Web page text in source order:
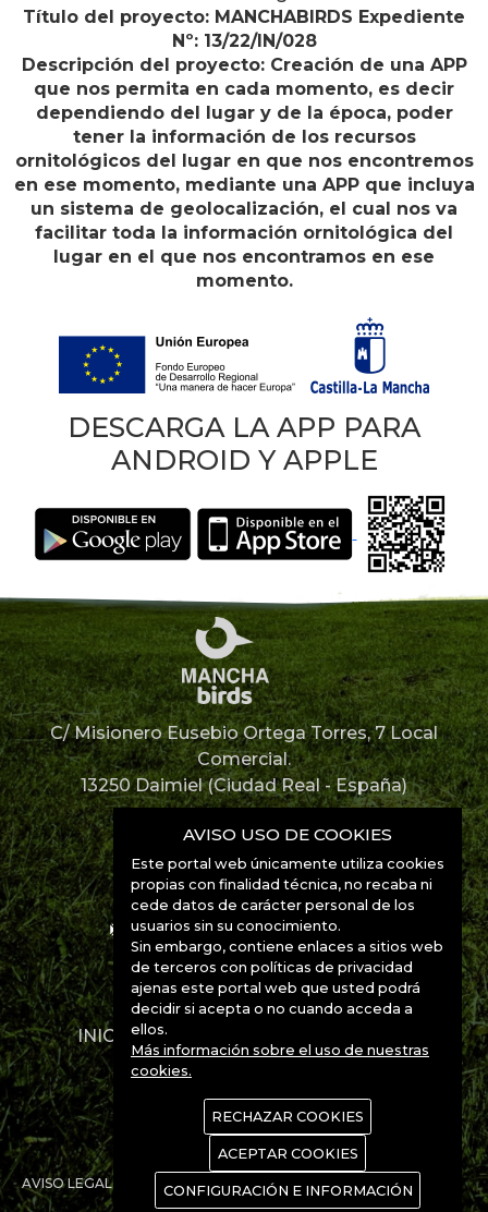
Título del proyecto: MANCHABIRDS Expediente
Nº: 13/22/IN/028
Descripción del proyecto: Creación de una APP
que nos permita en cada momento, es decir
dependiendo del lugar y de la época, poder
tener la información de los recursos
ornitológicos del lugar en que nos encontremos
en ese momento, mediante una APP que incluya
un sistema de geolocalización, el cual nos va
facilitar toda la información ornitológica del
lugar en el que nos encontramos en ese
momento.
DESCARGA LA APP PARA
ANDROID Y APPLE
C/ Misionero Eusebio Ortega Torres, 7 Local
Comercial.
13250 Daimiel (Ciudad Real - España)
926 85 12 67
926 85 52 49
info@manchabirds.com
Ubicación
INICIO
CONTACTO
AVISO LEGAL POLÍTICA DE PRIVACIDAD POLÍTICA DE COOKIES
www.Manchanet.es
AVISO USO DE COOKIES
Este portal web únicamente utiliza cookies
propias con finalidad técnica, no recaba ni
cede datos de carácter personal de los
usuarios sin su conocimiento.
Sin embargo, contiene enlaces a sitios web
de terceros con políticas de privacidad
ajenas este portal web que usted podrá
decidir si acepta o no cuando acceda a
ellos.
Más información sobre el uso de nuestras
cookies.
RECHAZAR COOKIES
ACEPTAR COOKIES
CONFIGURACIÓN E INFORMACIÓN